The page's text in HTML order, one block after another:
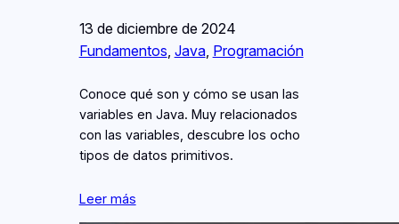
13 de diciembre de 2024
Fundamentos Java, Programación
Conoce qué son y cómo se usan las
variables en Java. Muy relacionados
con las variables, descubre los ocho
tipos de datos primitivos.
Leer más